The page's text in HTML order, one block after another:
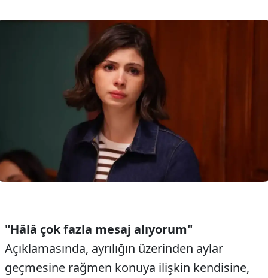
"Hâlâ çok fazla mesaj alıyorum"
Açıklamasında, ayrılığın üzerinden aylar
geçmesine rağmen konuya ilişkin kendisine,